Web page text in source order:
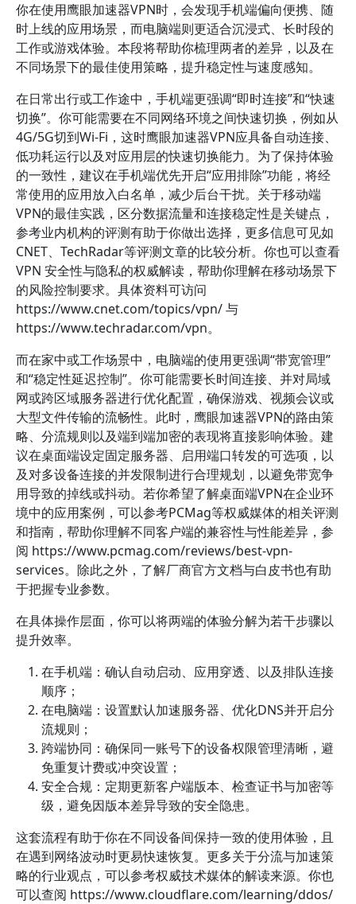
你在使用鹰眼加速器VPN时，会发现手机端偏向便携、随
时上线的应用场景，而电脑端则更适合沉浸式、长时段的
工作或游戏体验。本段将帮助你梳理两者的差异，以及在
不同场景下的最佳使用策略，提升稳定性与速度感知。
在日常出行或工作途中，手机端更强调“即时连接”和“快速
切换”。你可能需要在不同网络环境之间快速切换，例如从
4G/5G切到Wi-Fi，这时鹰眼加速器VPN应具备自动连接、
低功耗运行以及对应用层的快速切换能力。为了保持体验
的一致性，建议在手机端优先开启“应用排除”功能，将经
常使用的应用放入白名单，减少后台干扰。关于移动端
VPN的最佳实践，区分数据流量和连接稳定性是关键点，
参考业内机构的评测有助于你做出选择，更多信息可见如
CNET、TechRadar等评测文章的比较分析。你也可以查看
VPN 安全性与隐私的权威解读，帮助你理解在移动场景下
的风险控制要求。具体资料可访问
https://www.cnet.com/topics/vpn/ 与
https://www.techradar.com/vpn。
而在家中或工作场景中，电脑端的使用更强调“带宽管理”
和“稳定性延迟控制”。你可能需要长时间连接、并对局域
网或跨区域服务器进行优化配置，确保游戏、视频会议或
大型文件传输的流畅性。此时，鹰眼加速器VPN的路由策
略、分流规则以及端到端加密的表现将直接影响体验。建
议在桌面端设定固定服务器、启用端口转发的可选项，以
及对多设备连接的并发限制进行合理规划，以避免带宽争
用导致的掉线或抖动。若你希望了解桌面端VPN在企业环
境中的应用案例，可以参考PCMag等权威媒体的相关评测
和指南，帮助你理解不同客户端的兼容性与性能差异，参
阅 https://www.pcmag.com/reviews/best-vpn-
services。除此之外，了解厂商官方文档与白皮书也有助
于把握专业参数。
在具体操作层面，你可以将两端的体验分解为若干步骤以
提升效率。
在手机端：确认自动启动、应用穿透、以及排队连接
顺序；
在电脑端：设置默认加速服务器、优化DNS并开启分
流规则；
跨端协同：确保同一账号下的设备权限管理清晰，避
免重复计费或冲突设置；
安全合规：定期更新客户端版本、检查证书与加密等
级，避免因版本差异导致的安全隐患。
这套流程有助于你在不同设备间保持一致的使用体验，且
在遇到网络波动时更易快速恢复。更多关于分流与加速策
略的行业观点，可以参考权威技术媒体的解读来源。你也
可以查阅 https://www.cloudflare.com/learning/ddos/